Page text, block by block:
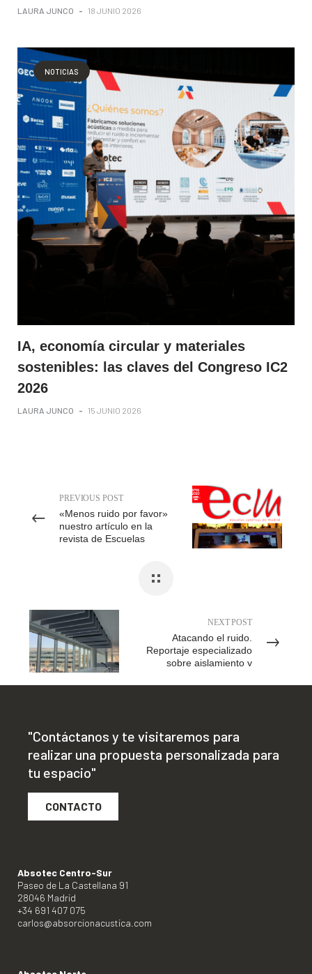
LAURA JUNCO - 18 JUNIO 2026
NOTICIAS
IA, economía circular y materiales
sostenibles: las claves del Congreso IC2
2026
LAURA JUNCO - 15 JUNIO 2026
PREVIOUS POST
«Menos ruido por favor»
nuestro artículo en la
revista de Escuelas
NEXT POST
Atacando el ruido.
Reportaje especializado
sobre aislamiento y
acústico
"Contáctanos y te visitaremos para
realizar una propuesta personalizada para
tu espacio"
CONTACTO
Absotec Centro-Sur
Paseo de La Castellana 91
28046 Madrid
+34 691 407 075
carlos@absorcionacustica.com